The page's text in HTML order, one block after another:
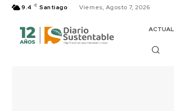
9.4 C Santiago Viernes, Agosto 7, 2026